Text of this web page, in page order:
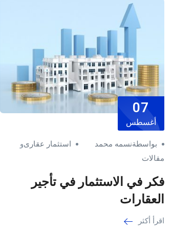
07
أغسطس
بواسطةنسمه محمد استثمار عقارىو
مقالات
فكر في الاستثمار في تأجير
العقارات
اقرأ أكثر